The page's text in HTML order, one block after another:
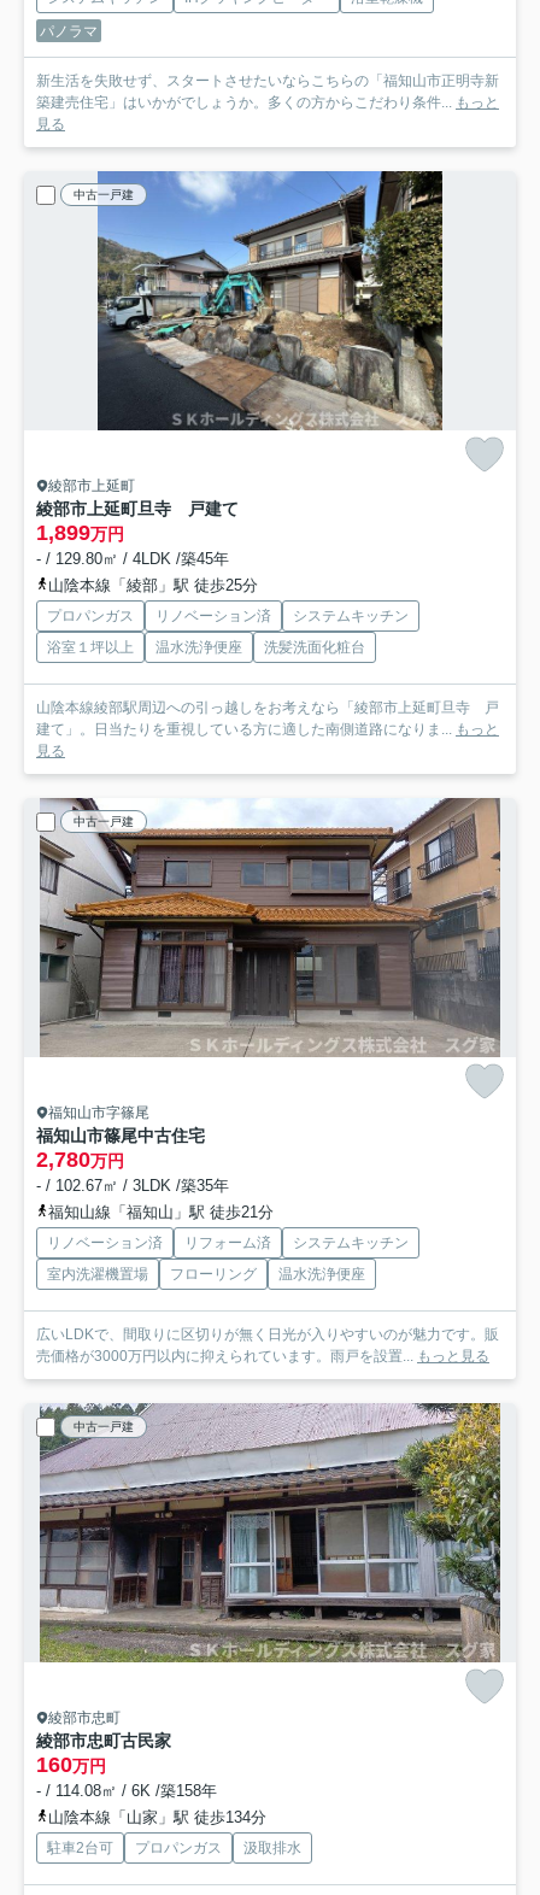
パノラマ
新生活を失敗せず、スタートさせたいならこちらの「福知山市正明寺新
築建売住宅」はいかがでしょうか。多くの方からこだわり条件...
もっと
見る
中古一戸建
綾部市上延町
綾部市上延町旦寺 戸建て
1,899万円
- / 129.80㎡ / 4LDK /築45年
山陰本線「綾部」駅 徒歩25分
プロパンガス リノベーション済
システムキッチン
浴室１坪以上
温水洗浄便座 洗髪洗面化粧台
山陰本線綾部駅周辺への引っ越しをお考えなら「綾部市上延町旦寺 戸
建て」。日当たりを重視している方に適した南側道路になりま...
もっと
見る
中古一戸建
福知山市字篠尾
福知山市篠尾中古住宅
2,780万円
- / 102.67㎡ / 3LDK /築35年
福知山線「福知山」駅 徒歩21分
リノベーション済 リフォーム済
システムキッチン
室内洗濯機置場
フローリング 温水洗浄便座
広いLDKで、間取りに区切りが無く日光が入りやすいのが魅力です。販
売価格が3000万円以内に抑えられています。雨戸を設置...
もっと見る
中古一戸建
綾部市忠町
綾部市忠町古民家
160万円
- / 114.08㎡ / 6K /築158年
山陰本線「山家」駅 徒歩134分
駐車2台可 プロパンガス 汲取排水